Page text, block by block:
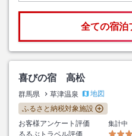
全ての宿泊
喜びの宿 高松
群馬県 草津温泉
地図
ふるさと納税対象施設
お客様アンケート評価
集計中
るるぶトラベル評価